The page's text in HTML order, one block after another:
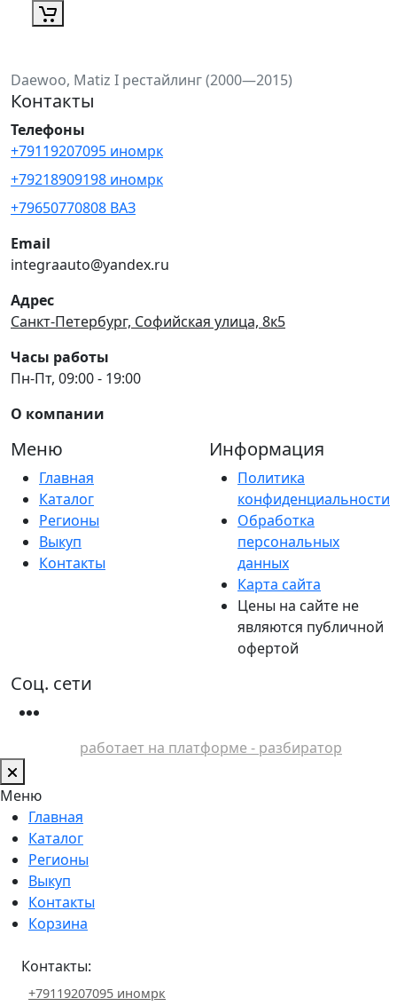
Daewoo, Matiz I рестайлинг (2000—2015)
Контакты
Телефоны
+79119207095 иномрк
+79218909198 иномрк
+79650770808 ВАЗ
Email
integraauto@yandex.ru
Адрес
Санкт-Петербург, Софийская улица, 8к5
Часы работы
Пн-Пт, 09:00 - 19:00
О компании
Меню
Главная
Каталог
Регионы
Выкуп
Контакты
Информация
Политика
конфиденциальности
Обработка
персональных
данных
Карта сайта
Цены на сайте не
являются публичной
офертой
Соц. сети
работает на платформе - разбиратор
Меню
Главная
Каталог
Регионы
Выкуп
Контакты
Корзина
Контакты:
+79119207095 иномрк